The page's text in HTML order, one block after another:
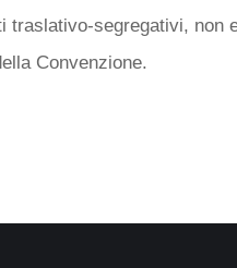
traslativo-segregativi, non
Convenzione.